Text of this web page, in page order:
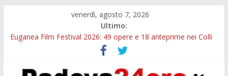
venerdì, agosto 7, 2026
Ultimo:
Euganea Film Festival 2026: 49 opere e 18 anteprime nei Colli
Slow Looking agli Eremitani: un’ora per osservare davvero
un’opera